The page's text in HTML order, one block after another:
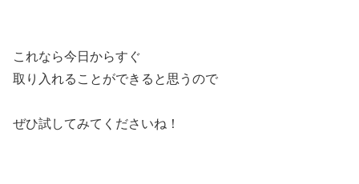
これなら今日からすぐ
取り入れることができると思うので
ぜひ試してみてくださいね！